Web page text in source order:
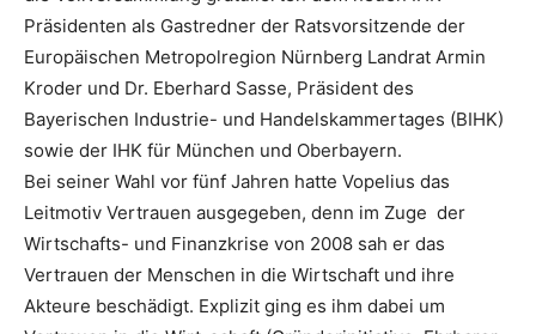
Präsidenten als Gastredner der Ratsvorsitzende der
Europäischen Metropolregion Nürnberg Landrat Armin
Kroder und Dr. Eberhard Sasse, Präsident des
Bayerischen Industrie- und Handelskammertages (BIHK)
sowie der IHK für München und Oberbayern.
Bei seiner Wahl vor fünf Jahren hatte Vopelius das
Leitmotiv Vertrauen ausgegeben, denn im Zuge der
Wirtschafts- und Finanzkrise von 2008 sah er das
Vertrauen der Menschen in die Wirtschaft und ihre
Akteure beschädigt. Explizit ging es ihm dabei um